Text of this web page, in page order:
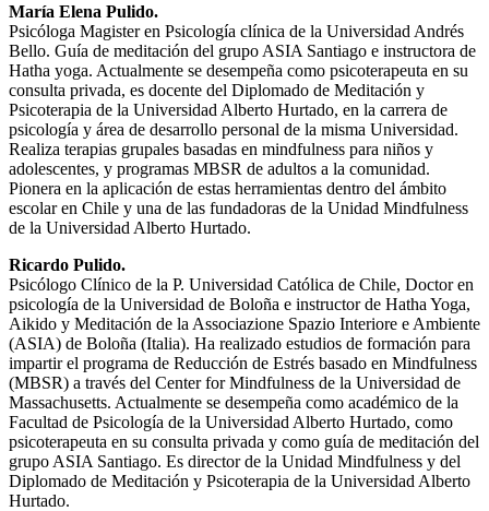
María Elena Pulido.
Psicóloga Magister en Psicología clínica de la Universidad Andrés
Bello. Guía de meditación del grupo ASIA Santiago e instructora de
Hatha yoga. Actualmente se desempeña como psicoterapeuta en su
consulta privada, es docente del Diplomado de Meditación y
Psicoterapia de la Universidad Alberto Hurtado, en la carrera de
psicología y área de desarrollo personal de la misma Universidad.
Realiza terapias grupales basadas en mindfulness para niños y
adolescentes, y programas MBSR de adultos a la comunidad.
Pionera en la aplicación de estas herramientas dentro del ámbito
escolar en Chile y una de las fundadoras de la Unidad Mindfulness
de la Universidad Alberto Hurtado.
Ricardo Pulido.
Psicólogo Clínico de la P. Universidad Católica de Chile, Doctor en
psicología de la Universidad de Boloña e instructor de Hatha Yoga,
Aikido y Meditación de la Associazione Spazio Interiore e Ambiente
(ASIA) de Boloña (Italia). Ha realizado estudios de formación para
impartir el programa de Reducción de Estrés basado en Mindfulness
(MBSR) a través del Center for Mindfulness de la Universidad de
Massachusetts. Actualmente se desempeña como académico de la
Facultad de Psicología de la Universidad Alberto Hurtado, como
psicoterapeuta en su consulta privada y como guía de meditación del
grupo ASIA Santiago. Es director de la Unidad Mindfulness y del
Diplomado de Meditación y Psicoterapia de la Universidad Alberto
Hurtado.